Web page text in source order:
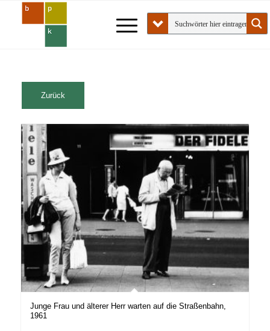
Junge Frau und älterer Herr warten auf die Straßenbahn,
1961